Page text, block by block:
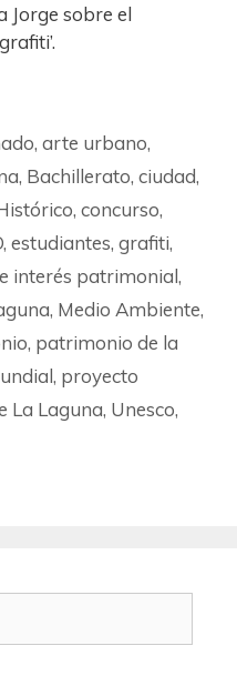
Jorge sobre el
,arte urbano,
, Bachillerato, ciudad,
, concurso,
, estudiantes, grafiti,
interés patrimonial,
, Medio Ambiente,
, patrimonio de la
, proyecto
La Laguna, Unesco,